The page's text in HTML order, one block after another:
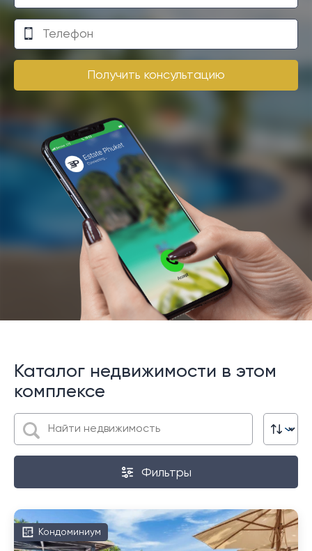
Получить консультацию
Каталог недвижимости в этом
комплексе
Фильтры
Кондоминиум